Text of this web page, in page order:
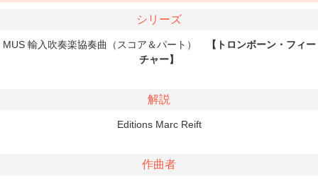
シリーズ
MUS 輸入吹奏楽協奏曲（スコア＆パート）
【トロンボーン・フィー
チャー】
解説
Editions Marc Reift
作曲者